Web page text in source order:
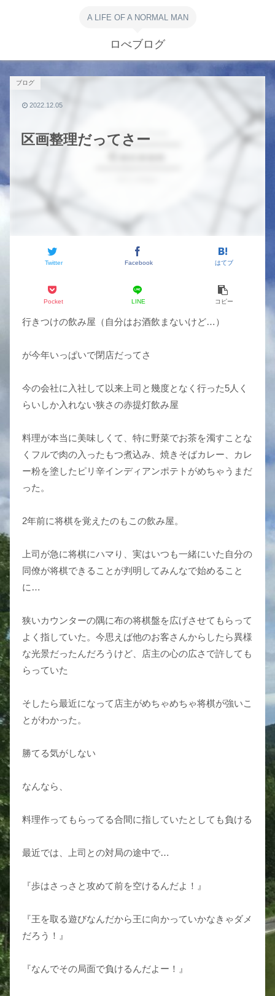
A LIFE OF A NORMAL MAN
ロべブログ
区画整理だってさー
ブログ
Twitter Facebook はてブ
Pocket LINE コピー
2022.12.05
行きつけの飲み屋（自分はお酒飲まないけど…）
が今年いっぱいで閉店だってさ
今の会社に入社して以来上司と幾度となく行った5人く
らいしか入れない狭さの赤提灯飲み屋
料理が本当に美味しくて、特に野菜でお茶を濁すことな
くフルで肉の入ったもつ煮込み、焼きそばカレー、カレ
ー粉を塗したピリ辛インディアンポテトがめちゃうまだ
った。
2年前に将棋を覚えたのもこの飲み屋。
上司が急に将棋にハマり、実はいつも一緒にいた自分の
同僚が将棋できることが判明してみんなで始めること
に…
狭いカウンターの隅に布の将棋盤を広げさせてもらって
よく指していた。今思えば他のお客さんからしたら異様
な光景だったんだろうけど、店主の心の広さで許しても
らっていた
そしたら最近になって店主がめちゃめちゃ将棋が強いこ
とがわかった。
勝てる気がしない
なんなら、
料理作ってもらってる合間に指していたとしても負ける
最近では、上司との対局の途中で…
『歩はさっさと攻めて前を空けるんだよ！』
『王を取る遊びなんだから王に向かっていかなきゃダメ
だろう！』
『なんでその局面で負けるんだよー！』